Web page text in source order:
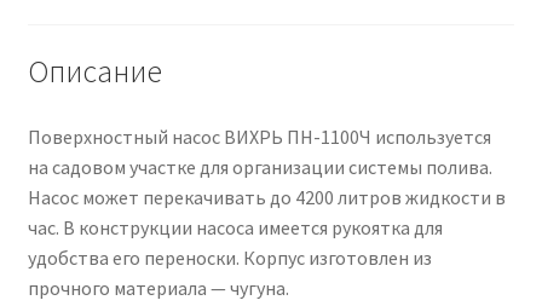
Описание
Поверхностный насос ВИХРЬ ПН-1100Ч используется
на садовом участке для организации системы полива.
Насос может перекачивать до 4200 литров жидкости в
час. В конструкции насоса имеется рукоятка для
удобства его переноски. Корпус изготовлен из
прочного материала — чугуна.